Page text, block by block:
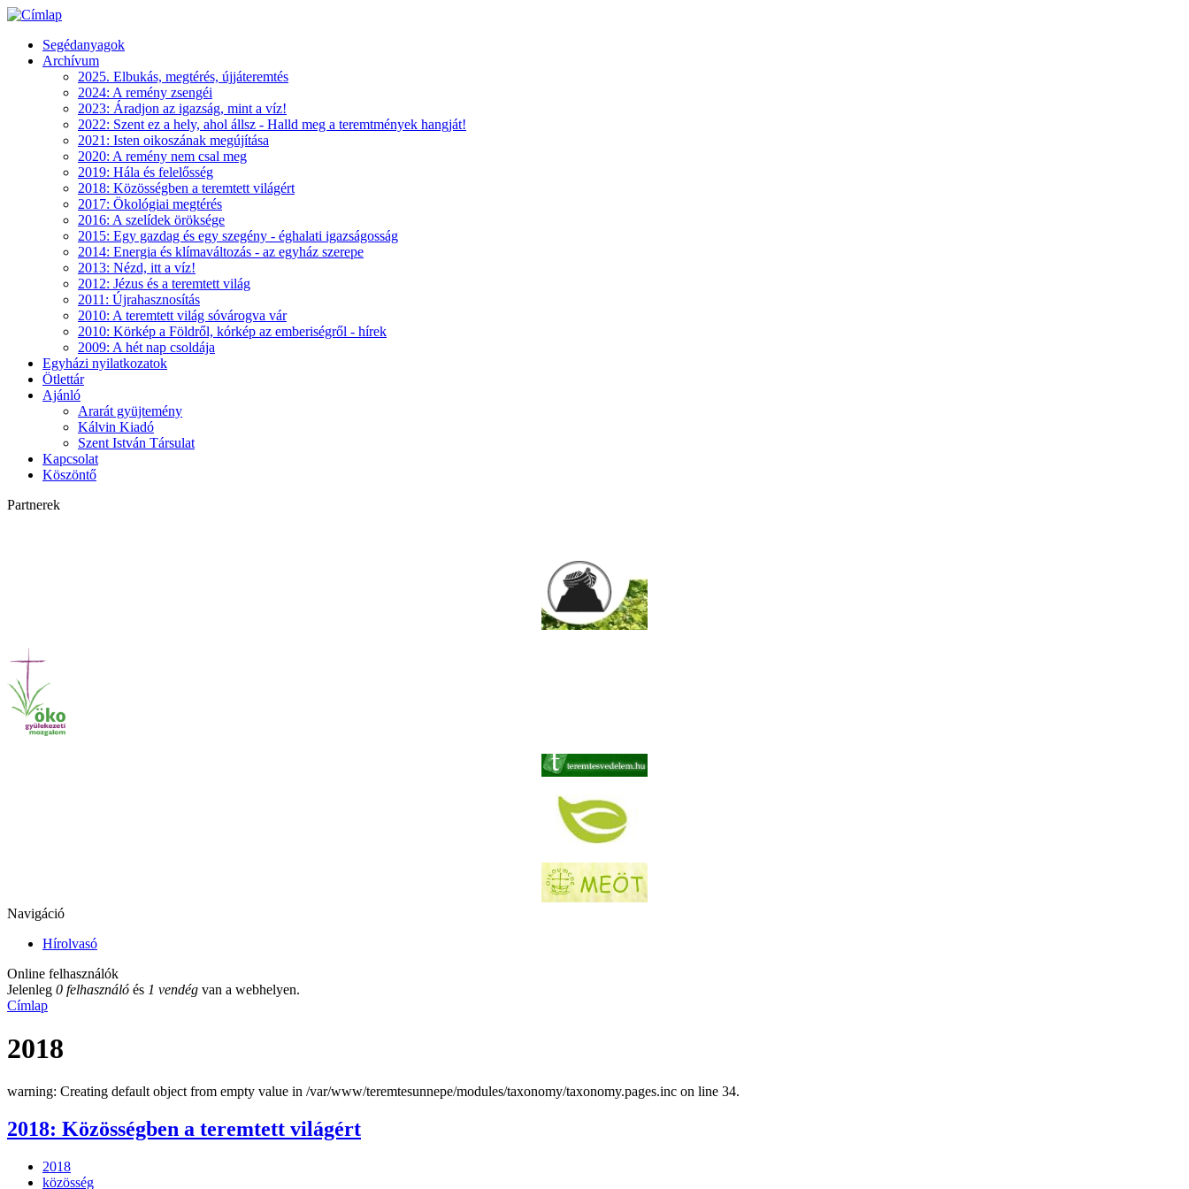
Segédanyagok
Archívum
2025. Elbukás, megtérés, újjáteremtés
2024: A remény zsengéi
2023: Áradjon az igazság, mint a víz!
2022: Szent ez a hely, ahol állsz - Halld meg a teremtmények hangját!
2021: Isten oikoszának megújítása
2020: A remény nem csal meg
2019: Hála és felelősség
2018: Közösségben a teremtett világért
2017: Ökológiai megtérés
2016: A szelídek öröksége
2015: Egy gazdag és egy szegény - éghalati igazságosság
2014: Energia és klímaváltozás - az egyház szerepe
2013: Nézd, itt a víz!
2012: Jézus és a teremtett világ
2011: Újrahasznosítás
2010: A teremtett világ sóvárogva vár
2010: Körkép a Földről, kórkép az emberiségről - hírek
2009: A hét nap csoldája
Egyházi nyilatkozatok
Ötlettár
Ajánló
Ararát gyüjtemény
Kálvin Kiadó
Szent István Társulat
Kapcsolat
Köszöntő
Partnerek
Navigáció
Hírolvasó
Online felhasználók
Jelenleg 0 felhasználó és 1 vendég van a webhelyen.
Címlap
2018
warning: Creating default object from empty value in /var/www/teremtesunnepe/modules/taxonomy/taxonomy.pages.inc on line 34.
2018: Közösségben a teremtett világért
2018
közösség